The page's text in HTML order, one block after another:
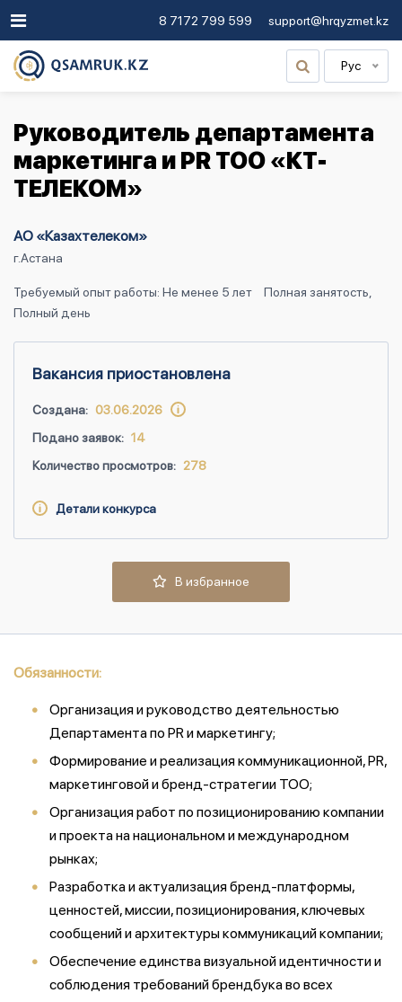
8 7172 799 599 support@hrqyzmet.kz
Рус
Руководитель департамента
маркетинга и PR ТОО «КТ-
ТЕЛЕКОМ»
АО «Казахтелеком»
г.Астана
Требуемый опыт работы: Не менее 5 лет
Полная занятость,
Полный день
Вакансия приостановлена
Создана: 03.06.2026
Подано заявок: 14
Количество просмотров: 278
Детали конкурса
В избранное
Обязанности:
Организация и руководство деятельностью
Департамента по PR и маркетингу;
Формирование и реализация коммуникационной, PR,
маркетинговой и бренд-стратегии ТОО;
Организация работ по позиционированию компании
и проекта на национальном и международном
рынках;
Разработка и актуализация бренд-платформы,
ценностей, миссии, позиционирования, ключевых
сообщений и архитектуры коммуникаций компании;
Обеспечение единства визуальной идентичности и
соблюдения требований брендбука во всех